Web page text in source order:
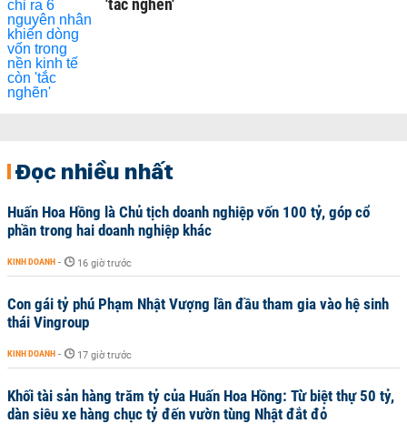
'tắc nghẽn'
Đọc nhiều nhất
Huấn Hoa Hồng là Chủ tịch doanh nghiệp vốn 100 tỷ, góp cổ
phần trong hai doanh nghiệp khác
KINH DOANH - 16 giờ trước
Con gái tỷ phú Phạm Nhật Vượng lần đầu tham gia vào hệ sinh
thái Vingroup
KINH DOANH - 17 giờ trước
Khối tài sản hàng trăm tỷ của Huấn Hoa Hồng: Từ biệt thự 50 tỷ,
dàn siêu xe hàng chục tỷ đến vườn tùng Nhật đắt đỏ